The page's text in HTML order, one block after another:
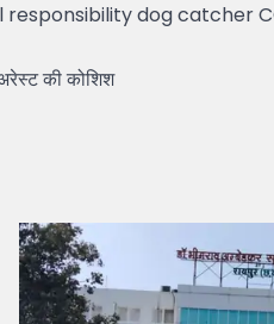
responsibility dog catcher
की कोशिश